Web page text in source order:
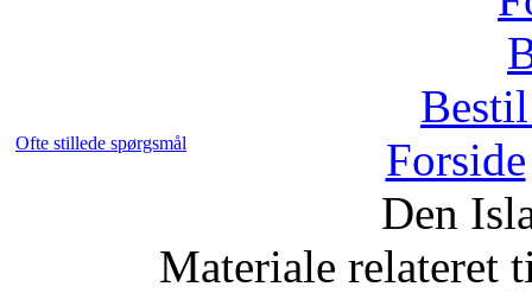
Ofte stillede spørgsmål Forside
Den
Materiale relateret